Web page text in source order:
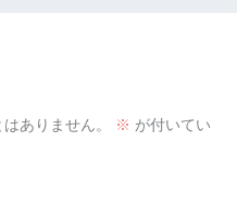
ありません。 ※ が付いてい